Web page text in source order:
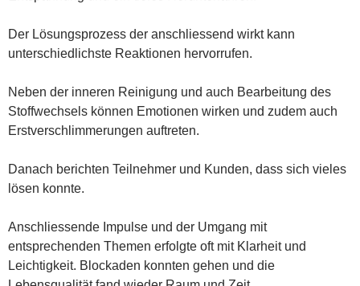
Der Lösungsprozess der anschliessend wirkt kann
unterschiedlichste Reaktionen hervorrufen.
Neben der inneren Reinigung und auch Bearbeitung des
Stoffwechsels können Emotionen wirken und zudem auch
Erstverschlimmerungen auftreten.
Danach berichten Teilnehmer und Kunden, dass sich vieles
lösen konnte.
Anschliessende Impulse und der Umgang mit
entsprechenden Themen erfolgte oft mit Klarheit und
Leichtigkeit. Blockaden konnten gehen und die